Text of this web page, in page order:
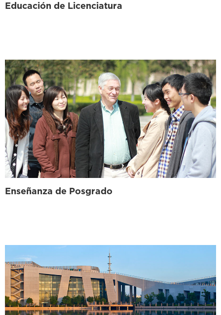
Educación de Licenciatura
Enseñanza de Posgrado